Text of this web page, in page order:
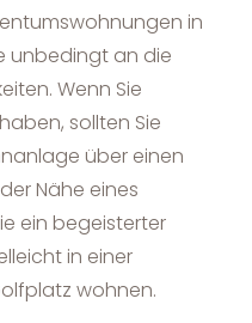
in
unbedingt an die
Wenn Sie
sollten Sie
über einen
Nähe eines
ein begeisterter
in einer
wohnen.